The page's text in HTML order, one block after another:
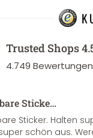
Trusted Shops
4.749 Bewertungen
Sticke…
Sticker. Halten
schön aus.